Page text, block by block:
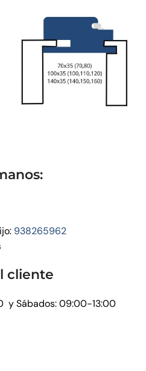
938265962
cliente
y Sábados: 09:00-13:00